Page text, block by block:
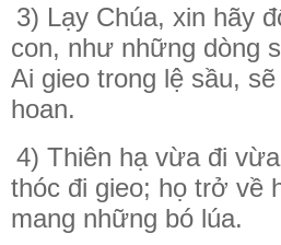
3) Lạy Chúa, xin hãy
con, như những dòng
Ai gieo trong lệ sầu,
hoan.
4) Thiên hạ vừa đi
thóc đi gieo; họ trở về
mang những bó lúa.